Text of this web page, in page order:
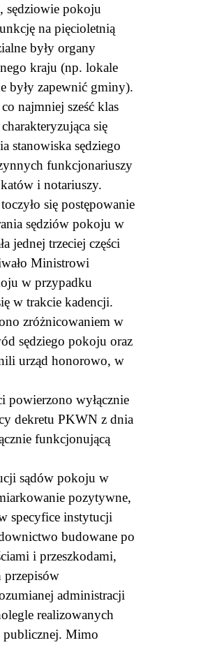
sędziowie pokoju
na pięcioletnią
były organy
kraju (np. lokale
były zapewnić gminy).
najmniej sześć klas
się
stanowiska sędziego
funkcjonariuszy
i notariuszy.
się postępowanie
sędziów pokoju w
jednej trzeciej części
Ministrowi
w przypadku
w trakcie kadencji.
zróżnicowaniem w
sędziego pokoju oraz
urząd honorowo, w
wyłącznie
dekretu PKWN z dnia
funkcjonującą
sądów pokoju w
pozytywne,
specyfice instytucji
budowane po
i przeszkodami,
przepisów
administracji
realizowanych
publicznej. Mimo